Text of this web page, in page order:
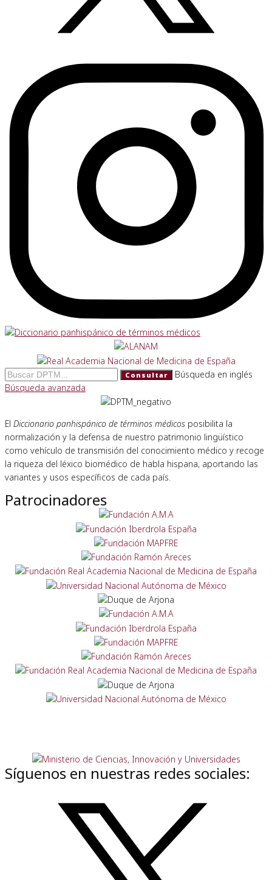
Consultar
Búsqueda en inglés
Búsqueda avanzada
El Diccionario panhispánico de términos médicos posibilita la
normalización y la defensa de nuestro patrimonio lingüístico
como vehículo de transmisión del conocimiento médico y recoge
la riqueza del léxico biomédico de habla hispana, aportando las
variantes y usos específicos de cada país.
Patrocinadores
Síguenos en nuestras redes sociales: